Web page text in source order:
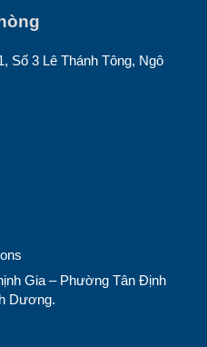
Số 3 Lê Thánh Tông, Ngô
Gia – Phường Tân Định
Dương.